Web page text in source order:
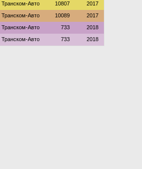
Транском-Авто 10807 2017
Транском-Авто 10089 2017
Транском-Авто 733 2018
Транском-Авто 733 2018